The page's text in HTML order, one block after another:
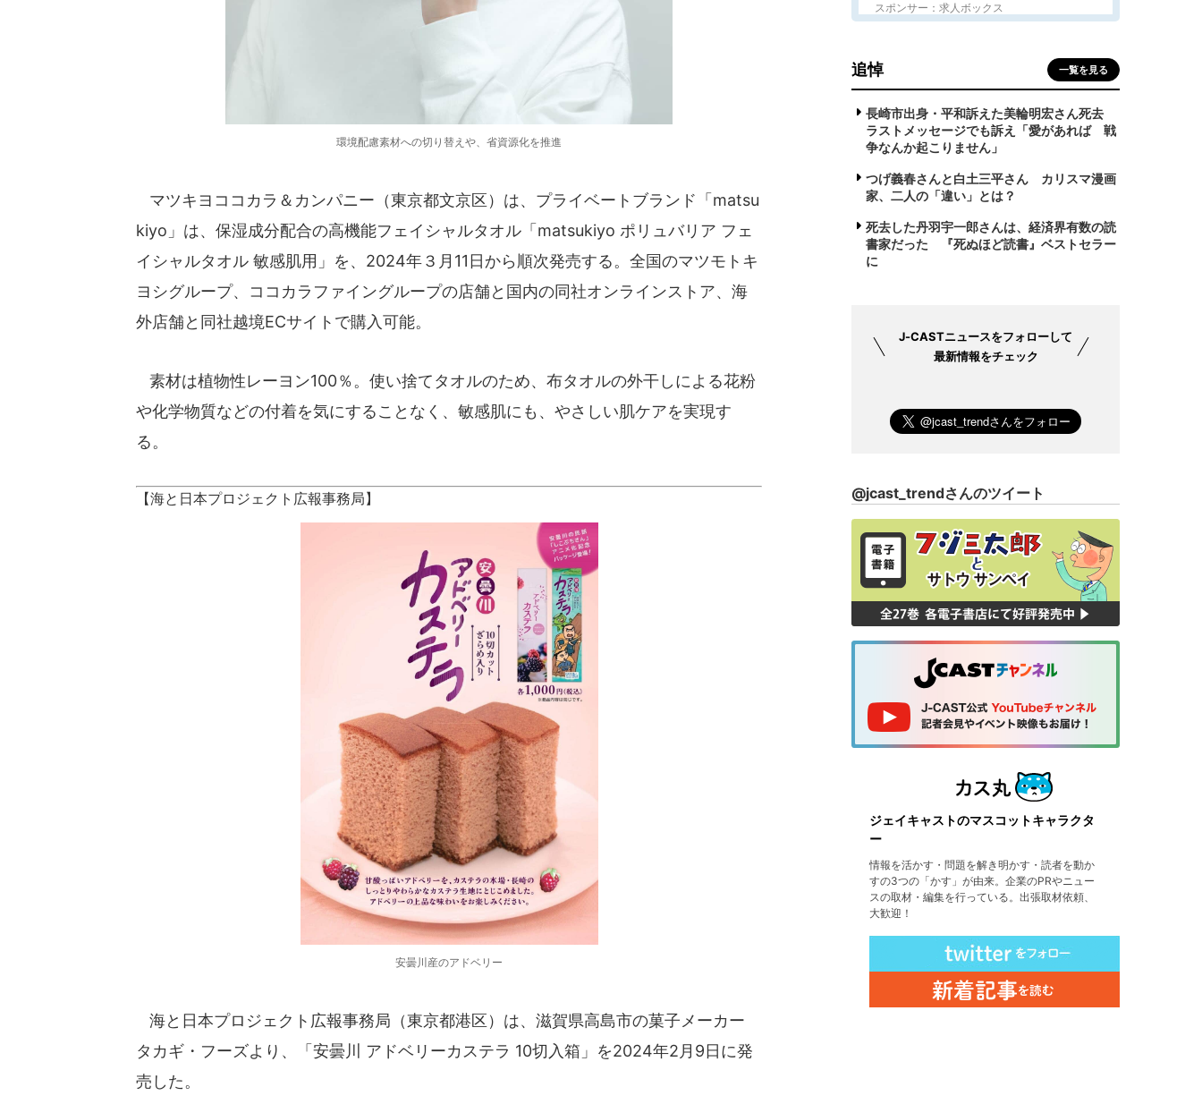
環境配慮素材への切り替えや、省資源化を推進
マツキヨココカラ＆カンパニー（東京都文京区）は、プライベートブランド「matsu
kiyo」は、保湿成分配合の高機能フェイシャルタオル「matsukiyo ポリュバリア フェ
イシャルタオル 敏感肌用」を、2024年３月11日から順次発売する。全国のマツモトキ
ヨシグループ、ココカラファイングループの店舗と国内の同社オンラインストア、海
外店舗と同社越境ECサイトで購入可能。
素材は植物性レーヨン100％。使い捨てタオルのため、布タオルの外干しによる花粉
や化学物質などの付着を気にすることなく、敏感肌にも、やさしい肌ケアを実現す
る。
【海と日本プロジェクト広報事務局】
安曇川産のアドベリー
海と日本プロジェクト広報事務局（東京都港区）は、滋賀県高島市の菓子メーカー
タカギ・フーズより、「安曇川 アドベリーカステラ 10切入箱」を2024年2月9日に発
売した。
スポンサー：求人ボックス
追悼 一覧を見る
長崎市出身・平和訴えた美輪明宏さん死去
ラストメッセージでも訴え「愛があれば 戦
争なんか起こりません」
つげ義春さんと白土三平さん カリスマ漫画
家、二人の「違い」とは？
死去した丹羽宇一郎さんは、経済界有数の読
書家だった 『死ぬほど読書』ベストセラー
に
J-CASTニュースをフォローして
最新情報をチェック
@jcast_trendさんのツイート
ジェイキャストのマスコットキャラクタ
ー
情報を活かす・問題を解き明かす・読者を動か
すの3つの「かす」が由来。企業のPRやニュー
スの取材・編集を行っている。出張取材依頼、
大歓迎！